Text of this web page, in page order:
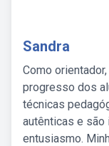
Sandra
Como
progresso dos
técnicas
autênticas e são
entusiasmo.